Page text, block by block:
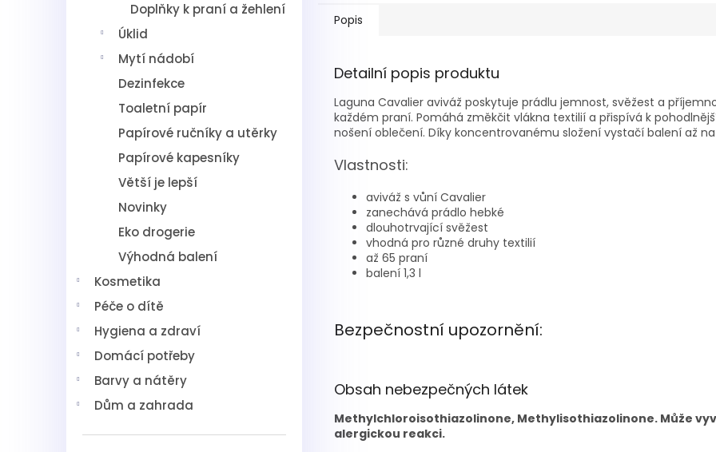
Doplňky k praní a žehlení
Úklid
Mytí nádobí
Dezinfekce
Toaletní papír
Papírové ručníky a utěrky
Papírové kapesníky
Větší je lepší
Novinky
Eko drogerie
Výhodná balení
Kosmetika
Péče o dítě
Hygiena a zdraví
Domácí potřeby
Barvy a nátěry
Dům a zahrada
Popis
Detailní popis produktu
Laguna Cavalier aviváž poskytuje prádlu jemnost, svěžest a
každém praní. Pomáhá změkčit vlákna textilií a přispívá k
nošení oblečení. Díky koncentrovanému složení vystačí balení až
Vlastnosti:
aviváž s vůní Cavalier
zanechává prádlo hebké
dlouhotrvající svěžest
vhodná pro různé druhy textilií
až 65 praní
balení 1,3 l
Bezpečnostní upozornění:
Obsah nebezpečných látek
Methylchloroisothiazolinone, Methylisothiazolinone. Může
alergickou reakci.